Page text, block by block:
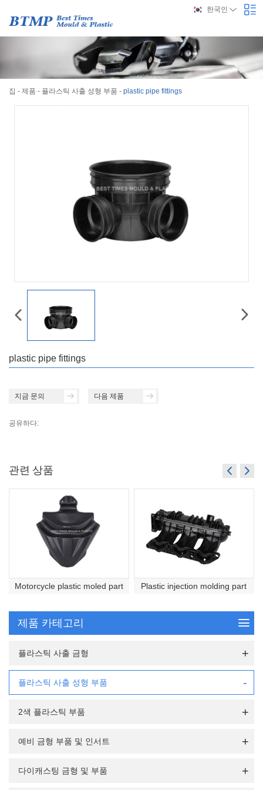
한국인
집 - 제품 - 플라스틱 사출 성형 부품 - plastic pipe fittings
plastic pipe fittings
지금 문의 다음 제품
공유하다:
관련 상품
Motorcycle plastic moled part Plastic injection molding part
제품 카테고리
플라스틱 사출 금형
플라스틱 사출 성형 부품
2색 플라스틱 부품
예비 금형 부품 및 인서트
다이캐스팅 금형 및 부품